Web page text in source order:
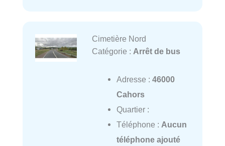
Cimetière Nord
Catégorie : Arrêt de bus
Adresse : 46000
Cahors
Quartier :
Téléphone : Aucun
téléphone ajouté